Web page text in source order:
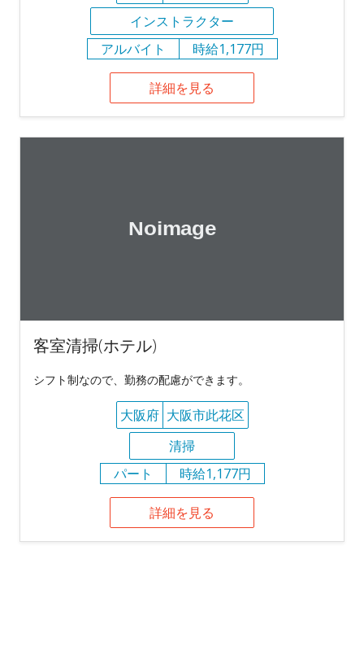
インストラクター
アルバイト
時給1,177円
詳細を見る
客室清掃(ホテル)
シフト制なので、勤務の配慮ができます。
大阪府 大阪市此花区
清掃
パート
時給1,177円
詳細を見る